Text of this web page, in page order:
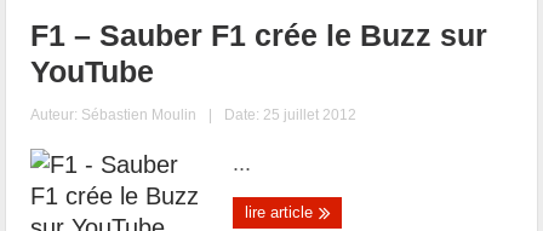
F1 – Sauber F1 crée le Buzz sur
YouTube
Auteur: Sébastien Moulin | Date: 25 juillet 2012
...
lire article